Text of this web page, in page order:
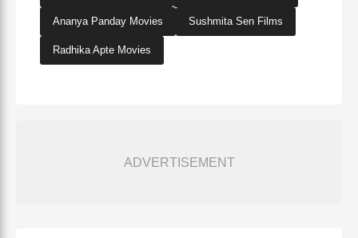
Ananya Panday Movies Sushmita Sen Films
Radhika Apte Movies
ADVERTISEMENT